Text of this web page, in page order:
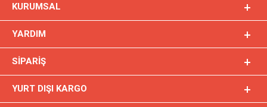
KURUMSAL
YARDIM
SIPARIŞ
YURT DIŞI KARGO